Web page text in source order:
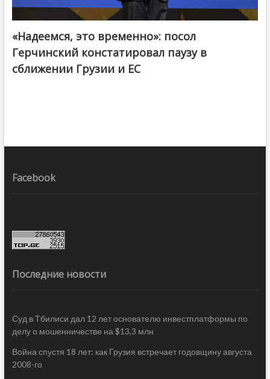
«Надеемся, это временно»: посол
Герчинский констатировал паузу в
сближении Грузии и ЕС
Facebook
Последние новости
Суд в Тбилиси дал 12 лет основателю инвестплатформы по
делу о мошенничестве на $13,3 млн
Война спустя 18 лет: как Грузия встречает годовщину августа
2008-го